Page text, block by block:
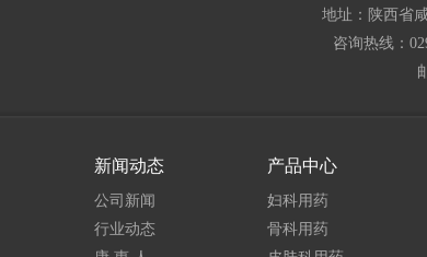
地址：陕西省
咨询热线：
新闻动态
公司新闻
行业动态
产品中心
妇科用药
骨科用药